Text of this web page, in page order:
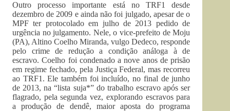
Outro processo importante está no TRF1 desde
dezembro de 2009 e ainda não foi julgado, apesar de o
MPF ter protocolado em julho de 2013 pedido de
urgência no julgamento. Nele, o vice-prefeito de Moju
(PA), Altino Coelho Miranda, vulgo Dedeco, responde
pelo crime de redução a condição análoga à de
escravo. Coelho foi condenado a nove anos de prisão
em regime fechado, pela Justiça Federal, mas recorreu
ao TRF1. Ele também foi incluído, no final de junho
de 2013, na “lista suja*” do trabalho escravo após ser
flagrado, pela segunda vez, explorando escravos para
a produção de dendê, maior aposta do programa